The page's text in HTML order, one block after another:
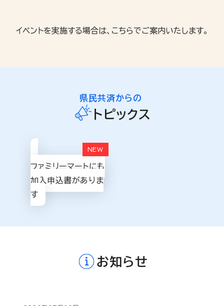
県民共済からの
トピックス
ファミリーマートにも
加入申込書がありま
す
お知らせ